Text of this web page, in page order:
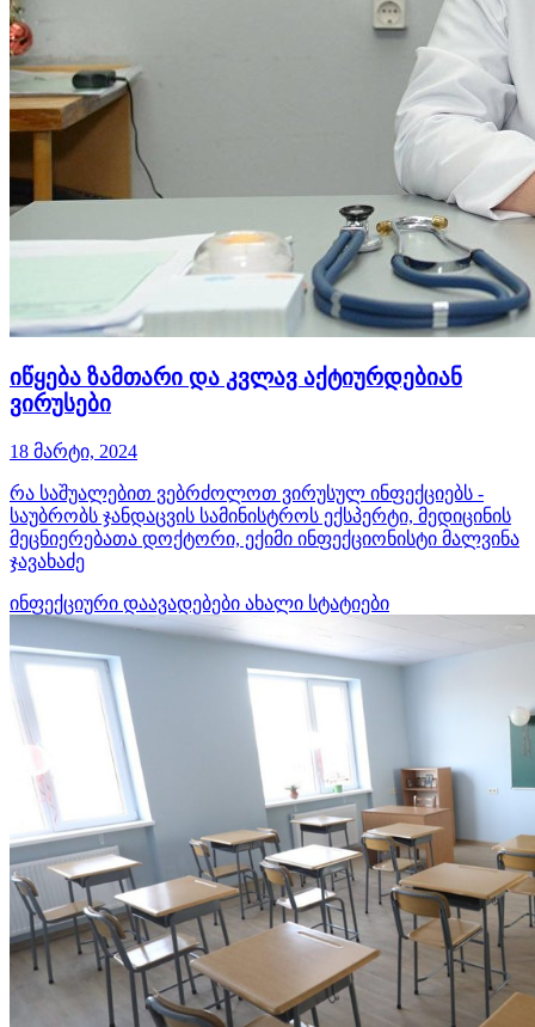
იწყება ზამთარი და კვლავ აქტიურდებიან
ვირუსები
18 მარტი, 2024
რა საშუალებით ვებრძოლოთ ვირუსულ ინფექციებს -
საუბრობს ჯანდაცვის სამინისტროს ექსპერტი, მედიცინის
მეცნიერებათა დოქტორი, ექიმი ინფექციონისტი მალვინა
ჯავახაძე
ინფექციური დაავადებები ახალი სტატიები